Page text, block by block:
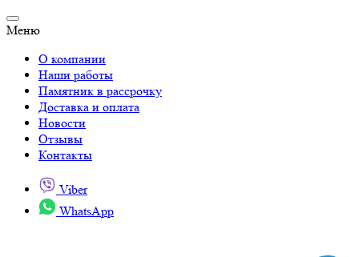
Меню
О компании
Наши работы
Памятник в рассрочку
Доставка и оплата
Новости
Отзывы
Контакты
Viber
WhatsApp